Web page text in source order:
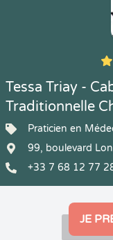
5
1
5
15
Tessa Triay -
Traditionnelle
Praticien en
99, boulevard
+33 7 68 12 77
JE